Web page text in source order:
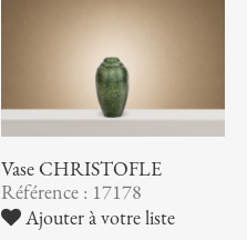
Vase CHRISTOFLE
Référence : 17178
Ajouter à votre liste